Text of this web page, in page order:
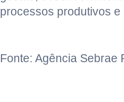
processos produtivos e
Fonte: Agência Sebrae